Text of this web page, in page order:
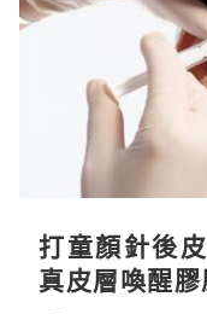
打童顏針後
真皮層喚醒膠